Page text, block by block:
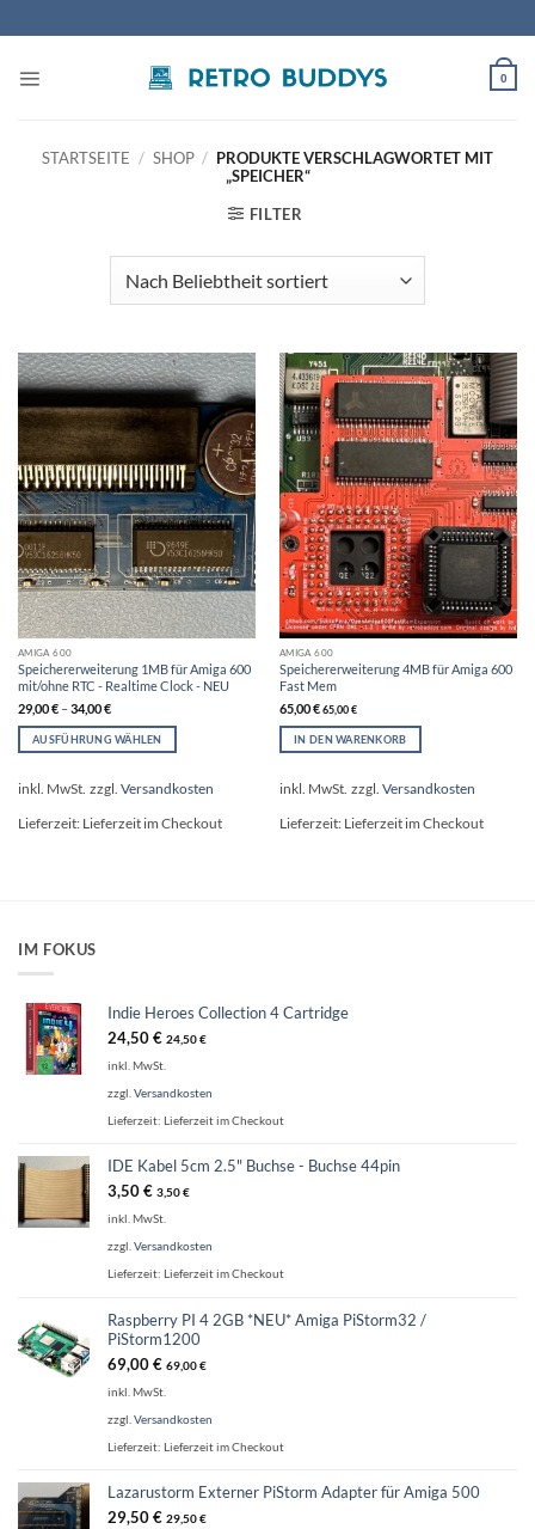
Inhalt
0
STARTSEITE / SHOP / PRODUKTE VERSCHLAGWORTET MIT
„SPEICHER“
FILTER
AMIGA 600
Speichererweiterung 1MB für Amiga 600
mit/ohne RTC - Realtime Clock - NEU
29,00€–34,00€
AUSFÜHRUNG WÄHLEN
Produkt
mehrere
auf
gewählt
werden
inkl. MwSt. zzgl. Versandkosten
Lieferzeit: Lieferzeit im Checkout
AMIGA 600
Speichererweiterung 4MB für Amiga 600
Fast Mem
65,00€ 65,00€
IN DEN WARENKORB
inkl. MwSt. zzgl. Versandkosten
Lieferzeit: Lieferzeit im Checkout
IM FOKUS
Indie Heroes Collection 4 Cartridge
24,50€ 24,50€
inkl. MwSt.
zzgl. Versandkosten
Lieferzeit: Lieferzeit im Checkout
IDE Kabel 5cm 2.5" Buchse - Buchse 44pin
3,50€ 3,50€
inkl. MwSt.
zzgl. Versandkosten
Lieferzeit: Lieferzeit im Checkout
Raspberry PI 4 2GB *NEU* Amiga PiStorm32 /
PiStorm1200
69,00€ 69,00€
inkl. MwSt.
zzgl. Versandkosten
Lieferzeit: Lieferzeit im Checkout
Lazarustorm Externer PiStorm Adapter für Amiga 500
29,50€ 29,50€